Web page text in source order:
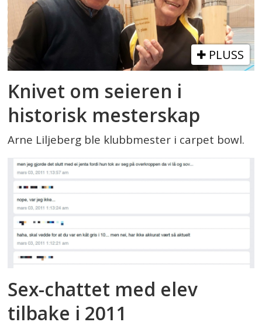
PLUSS
Knivet om seieren i
historisk mesterskap
Arne Liljeberg ble klubbmester i carpet bowl.
Sex-chattet med elev
tilbake i 2011